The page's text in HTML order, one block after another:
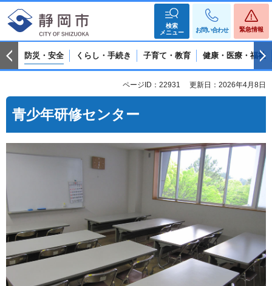
検索
メニュー
お問い合わせ 緊急情報
防災・安全 くらし・手続き 子育て・教育 健康・医療・福祉
ページID：22931 更新日：2026年4月8日
青少年研修センター